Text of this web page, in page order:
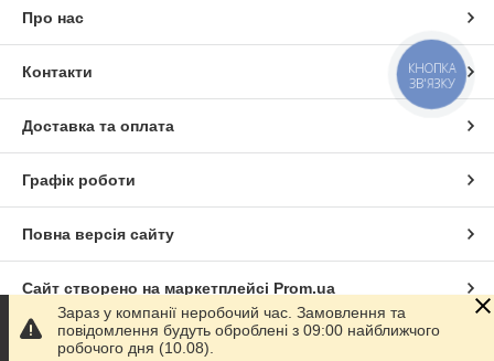
Про нас
Контакти
Доставка та оплата
Графік роботи
Повна версія сайту
Сайт створено на маркетплейсі Prom.ua
Політика конфіденційності
Зараз у компанії неробочий час. Замовлення та
повідомлення будуть оброблені з 09:00 найближчого
робочого дня (10.08).
КНОПКА
ЗВ'ЯЗКУ